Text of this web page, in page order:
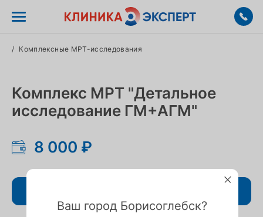
/ Комплексные МРТ-исследования
Комплекс МРТ "Детальное
исследование ГМ+АГМ"
8 000 ₽
Ваш город Борисоглебск?